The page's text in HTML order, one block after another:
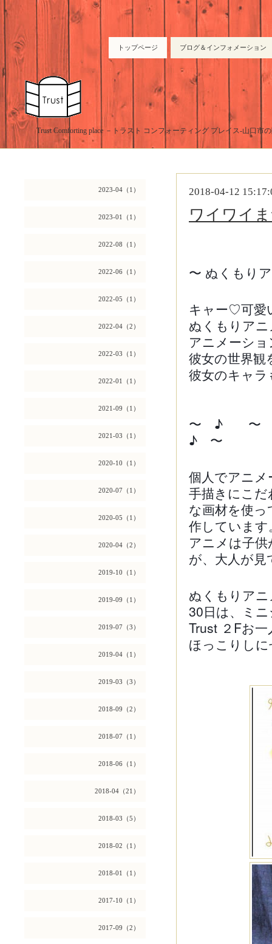
トップページ ブログ＆インフォメーション
Trust Comforting place －トラスト コンフォーティング プレイス-山口市
2023-04（1）
2023-01（1）
2022-08（1）
2022-06（1）
2022-05（1）
2022-04（2）
2022-03（1）
2022-01（1）
2021-09（1）
2021-03（1）
2020-10（1）
2020-07（1）
2020-05（1）
2020-04（2）
2019-10（1）
2019-09（1）
2019-07（3）
2019-04（1）
2019-03（3）
2018-09（2）
2018-07（1）
2018-06（1）
2018-04（21）
2018-03（5）
2018-02（1）
2018-01（1）
2017-10（1）
2017-09（2）
2018-04-12
ワイワイ
〜 ぬくもり
キャー♡可愛
ぬくもりア
アニメーシ
彼女の世界
彼女のキャ
〜 ♪
♪ 〜
個人でアニ
手描きにこ
な画材を使
作しています
アニメは子
が、大人が
ぬくもりア
30日は、ミ
Trust ２Fお
ほっこりし